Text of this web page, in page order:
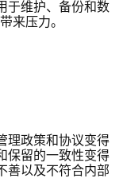
于维护、备份和数
来压力。
理政策和协议变得
保留的一致性变得
善以及不符合内部